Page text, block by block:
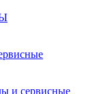
и сервисные